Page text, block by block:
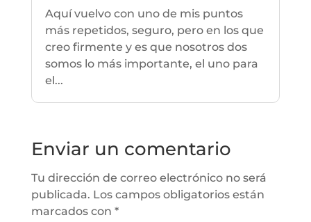
Aquí vuelvo con uno de mis puntos
más repetidos, seguro, pero en los que
creo firmente y es que nosotros dos
somos lo más importante, el uno para
el...
Enviar un comentario
Tu dirección de correo electrónico no será
publicada. Los campos obligatorios están
marcados con *